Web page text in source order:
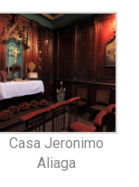
Casa Jeronimo
Aliaga